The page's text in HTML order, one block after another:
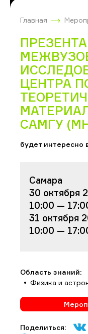
Главная
ЦЕНТРА
САМГУ
будет интересно
Самара
30 октября
10:00 —
31 октября
10:00 —
Область знаний:
Физика и
Поделиться: